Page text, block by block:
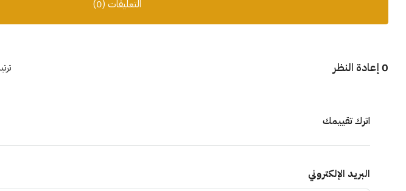
التعليقات (0)
0 إعادة النظر
اترك تقييمك
البريد الإلكتروني